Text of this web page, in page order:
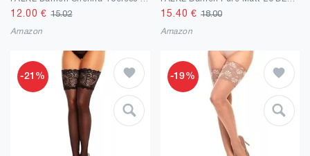
12.00 €15.02
Amazon
15.40 € 18.00
Amazon
-21% -19%